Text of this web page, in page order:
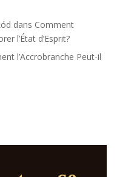
dans Comment
l’État d’Esprit?
l’Accrobranche Peut-il